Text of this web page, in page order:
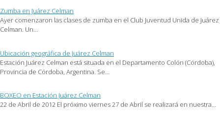
una
ventana
nueva)
Zumba en Juárez Celman
Ayer comenzaron las clases de zumba en el Club Juventud Unida de Juárez
Celman. Un…
Ubicación geográfica de Juárez Celman
Estación Juárez Celman está situada en el Departamento Colón (Córdoba),
Provincia de Córdoba, Argentina. Se…
BOXEO en Estación Juárez Celman
22 de Abril de 2012 El próximo viernes 27 de Abril se realizará en nuestra…